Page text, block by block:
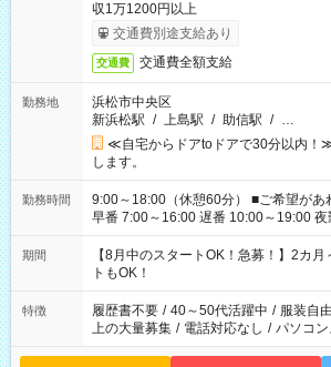
収1万1200円以上
交通費別途支給あり
交通費 交通費全額支給
勤務地
浜松市中央区
新浜松駅 / 上島駅 / 助信駅 / …
≪自宅からドアtoドアで30分以内！
します。
勤務時間
9:00～18:00（休憩60分） ■ご希望があれば下記シフトもOK！
早番 7:00～16:00 遅番 10:00～19:00 夜勤
と休みを合わせたい」 「余裕を持って
「できれば残業はしたくない」 など、
ね。 ※Wワーク希望の方へ 今ご覧のお仕事で希望する勤務時間
と、もう1つのお仕事の勤務時間。 合
合は応募できません。
期間
【8月中のスタートOK！急募！】2カ
トもOK！
特徴 履歴書不要 / 40～50代活躍中 / 服装自由
上の大量募集 / 電話対応なし / パソコ